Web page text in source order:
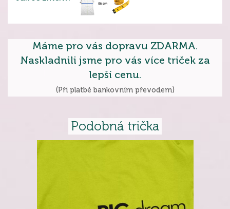
Máme pro vás dopravu ZDARMA.
Naskladnili jsme pro vás více triček za
lepší cenu.
(Při platbě bankovním převodem)
Podobná trička